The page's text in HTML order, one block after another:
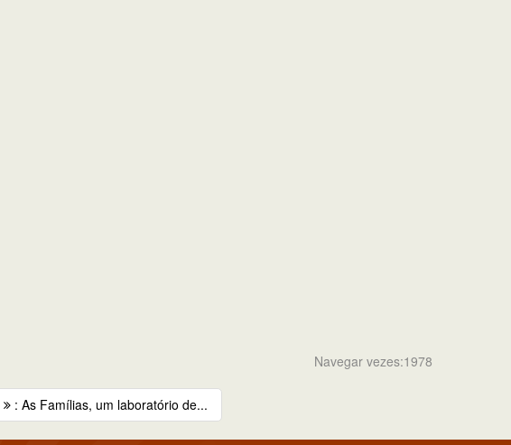
Navegar vezes:1978
: As Famílias, um laboratório de...